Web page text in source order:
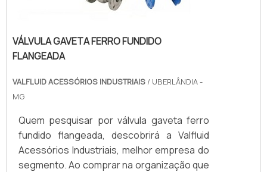
VÁLVULA GAVETA FERRO FUNDIDO
FLANGEADA
VALFLUID ACESSÓRIOS INDUSTRIAIS / UBERLÂNDIA -
MG
Quem pesquisar por válvula gaveta ferro
fundido flangeada, descobrirá a Valfluid
Acessórios Industriais, melhor empresa do
segmento. Ao comprar na organização que